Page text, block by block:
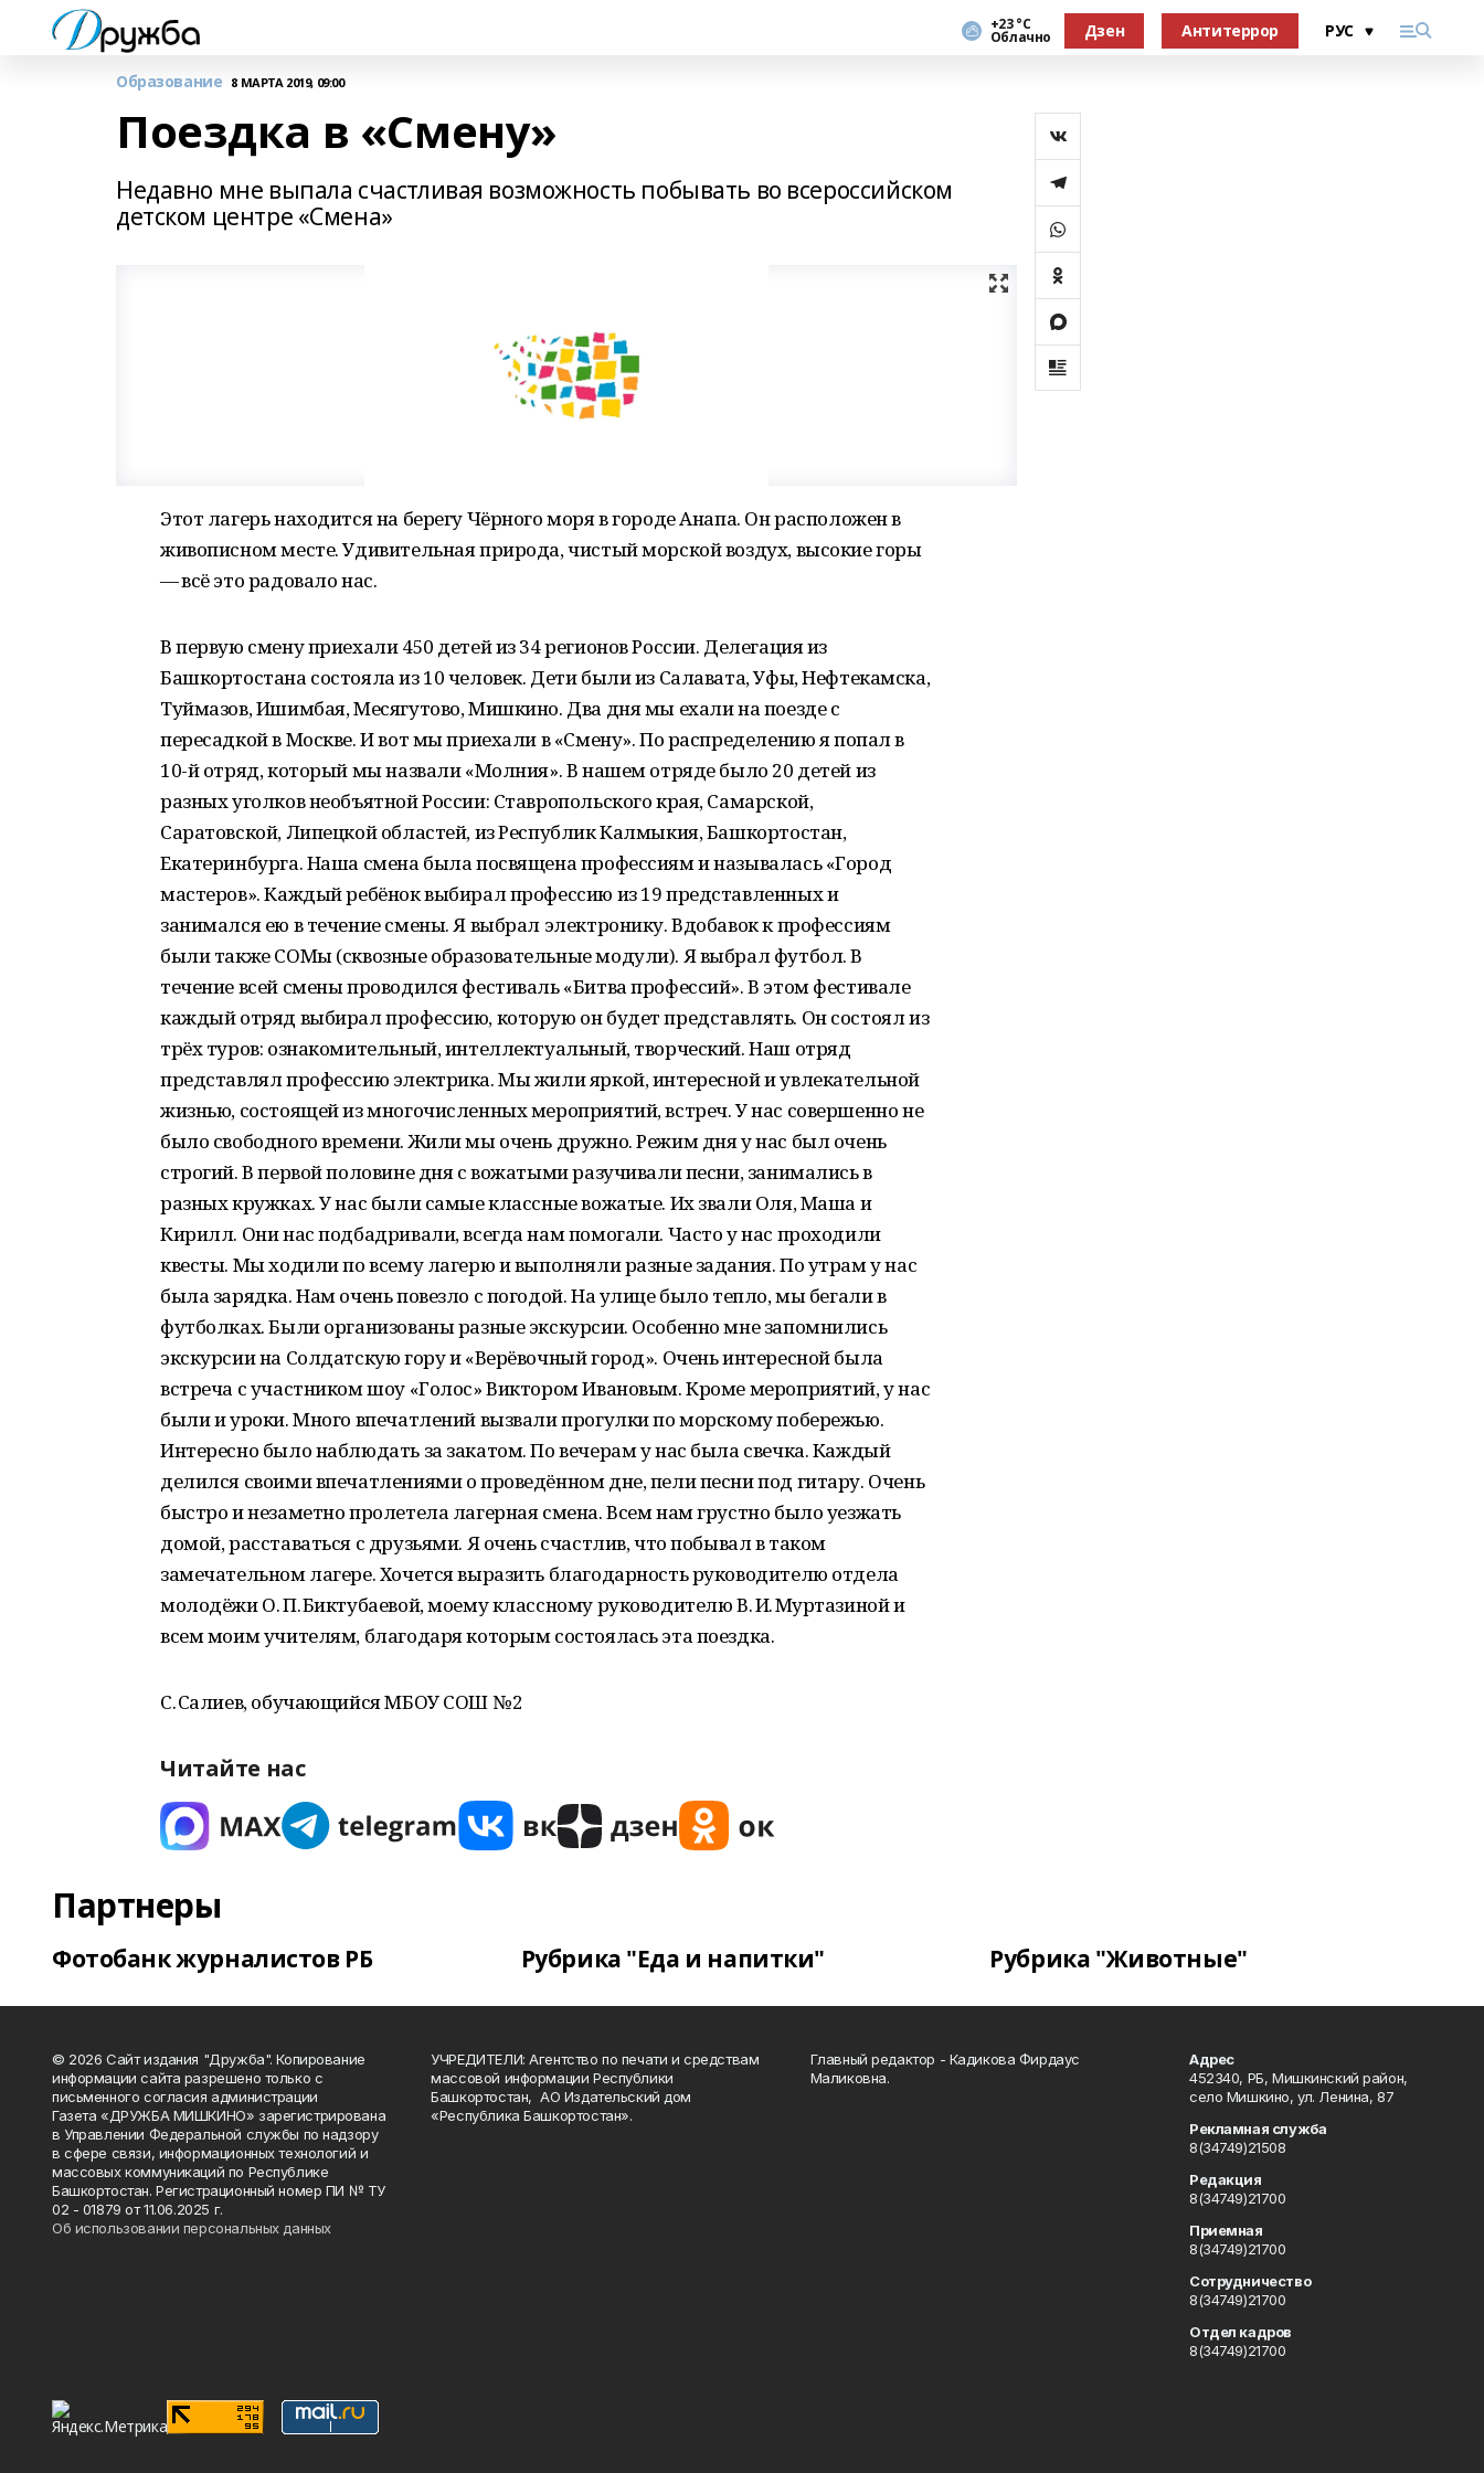
+23 °С
Облачно Дзен Антитеррор
Образование 8 МАРТА 2019, 09:00
Поездка в «Смену»
Недавно мне выпала счастливая возможность побывать во всероссийском
детском центре «Смена»
Этот лагерь находится на берегу Чёрного моря в городе Анапа. Он расположен в
живописном месте. Удивительная природа, чистый морской воздух, высокие горы
— всё это радовало нас.
В первую смену приехали 450 детей из 34 регионов России. Делегация из
Башкортостана состояла из 10 человек. Дети были из Салавата, Уфы, Нефтекамска,
Туймазов, Ишимбая, Месягутово, Мишкино. Два дня мы ехали на поезде с
пересадкой в Москве. И вот мы приехали в «Смену». По распределению я попал в
10-й отряд, который мы назвали «Молния». В нашем отряде было 20 детей из
разных уголков необъятной России: Ставропольского края, Самарской,
Саратовской, Липецкой областей, из Республик Калмыкия, Башкортостан,
Екатеринбурга. Наша смена была посвящена профессиям и называлась «Город
мастеров». Каждый ребёнок выбирал профессию из 19 представленных и
занимался ею в течение смены. Я выбрал электронику. Вдобавок к профессиям
были также СОМы (сквозные образовательные модули). Я выбрал футбол. В
течение всей смены проводился фестиваль «Битва профессий». В этом фестивале
каждый отряд выбирал профессию, которую он будет представлять. Он состоял из
трёх туров: ознакомительный, интеллектуальный, творческий. Наш отряд
представлял профессию электрика. Мы жили яркой, интересной и увлекательной
жизнью, состоящей из многочисленных мероприятий, встреч. У нас совершенно не
было свободного времени. Жили мы очень дружно. Режим дня у нас был очень
строгий. В первой половине дня с вожатыми разучивали песни, занимались в
разных кружках. У нас были самые классные вожатые. Их звали Оля, Маша и
Кирилл. Они нас подбадривали, всегда нам помогали. Часто у нас проходили
квесты. Мы ходили по всему лагерю и выполняли разные задания. По утрам у нас
была зарядка. Нам очень повезло с погодой. На улице было тепло, мы бегали в
футболках. Были организованы разные экскурсии. Особенно мне запомнились
экскурсии на Солдатскую гору и «Верёвочный город». Очень интересной была
встреча с участником шоу «Голос» Виктором Ивановым. Кроме мероприятий, у нас
были и уроки. Много впечатлений вызвали прогулки по морскому побережью.
Интересно было наблюдать за закатом. По вечерам у нас была свечка. Каждый
делился своими впечатлениями о проведённом дне, пели песни под гитару. Очень
быстро и незаметно пролетела лагерная смена. Всем нам грустно было уезжать
домой, расставаться с друзьями. Я очень счастлив, что побывал в таком
замечательном лагере. Хочется выразить благодарность руководителю отдела
молодёжи О. П. Биктубаевой, моему классному руководителю В. И. Муртазиной и
всем моим учителям, благодаря которым состоялась эта поездка.
С. Салиев, обучающийся МБОУ СОШ № 2
Читайте нас
Партнеры
Фотобанк журналистов РБ Рубрика "Еда и напитки" Рубрика "Животные"
© 2026 Сайт издания "Дружба". Копирование
информации сайта разрешено только с
письменного согласия администрации
Газета «ДРУЖБА МИШКИНО» зарегистрирована
в Управлении Федеральной службы по надзору
в сфере связи, информационных технологий и
массовых коммуникаций по Республике
Башкортостан. Регистрационный номер ПИ № ТУ
02 - 01879 от 11.06.2025 г.
Об использовании персональных данных
УЧРЕДИТЕЛИ: Агентство по печати и средствам
массовой информации Республики
Башкортостан, АО Издательский дом
«Республика Башкортостан».
Главный редактор - Кадикова Фирдаус
Маликовна.
Адрес
452340, РБ, Мишкинский район,
село Мишкино, ул. Ленина, 87
Рекламная служба
8(34749)21508
Редакция
8(34749)21700
Приемная
8(34749)21700
Сотрудничество
8(34749)21700
Отдел кадров
8(34749)21700